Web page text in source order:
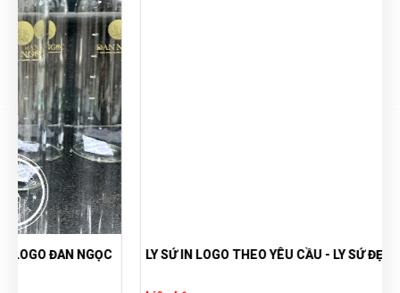
LY SỨ IN LOGO THEO YÊU CẦU - LY SỨ ĐẸP CHẤT LƯỢNG